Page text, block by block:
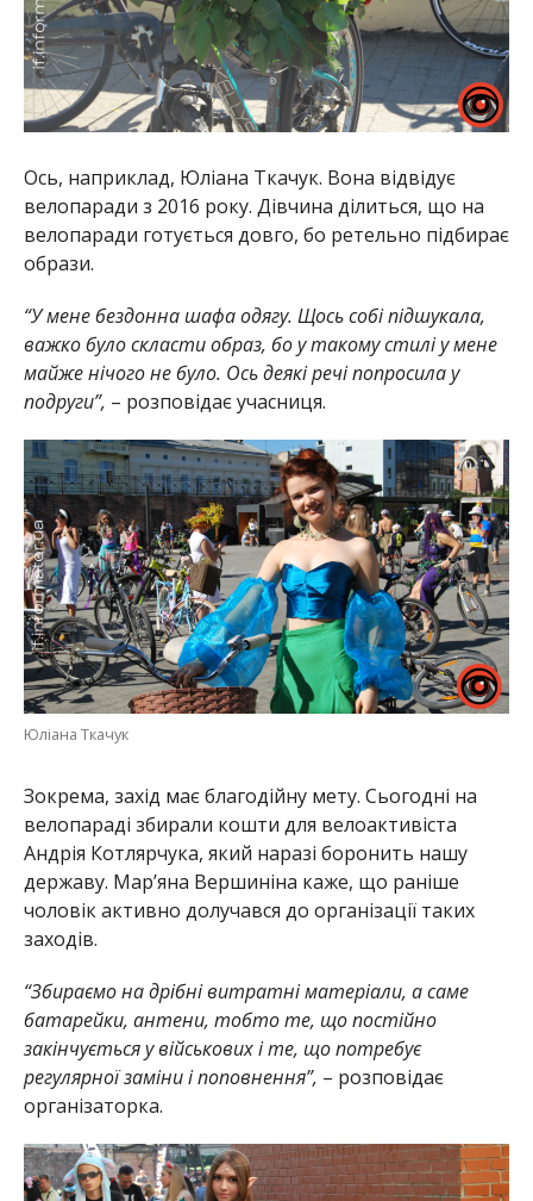
Ось, наприклад, Юліана Ткачук. Вона відвідує
велопаради з 2016 року. Дівчина ділиться, що на
велопаради готується довго, бо ретельно підбирає
образи.
“У мене бездонна шафа одягу. Щось собі підшукала,
важко було скласти образ, бо у такому стилі у мене
майже нічого не було. Ось деякі речі попросила у
подруги”, – розповідає учасниця.
Юліана Ткачук
Зокрема, захід має благодійну мету. Сьогодні на
велопараді збирали кошти для велоактивіста
Андрія Котлярчука, який наразі боронить нашу
державу. Мар’яна Вершиніна каже, що раніше
чоловік активно долучався до організації таких
заходів.
“Збираємо на дрібні витратні матеріали, а саме
батарейки, антени, тобто те, що постійно
закінчується у військових і те, що потребує
регулярної заміни і поповнення”, – розповідає
організаторка.